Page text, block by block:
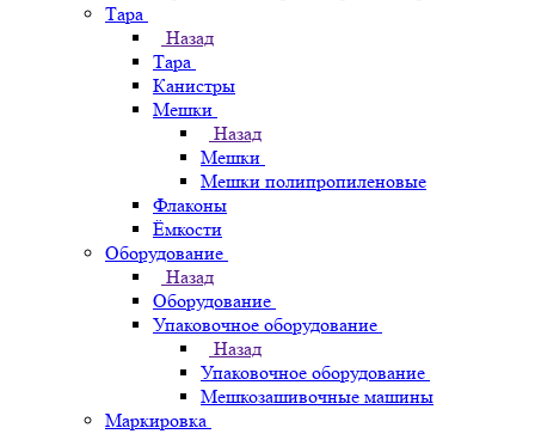
Тара
Назад
Тара
Канистры
Мешки
Назад
Мешки
Мешки полипропиленовые
Флаконы
Ёмкости
Оборудование
Назад
Оборудование
Упаковочное оборудование
Назад
Упаковочное оборудование
Мешкозашивочные машины
Маркировка